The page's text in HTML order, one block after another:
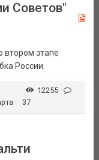
Советов"
втором этапе
России.
12255
37